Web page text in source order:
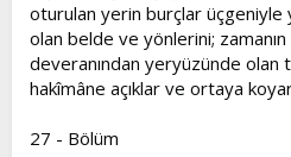
oturulan yerin burçlar
olan belde ve yönlerini;
deveranından yeryüzünde olan
hakîmâne açıklar ve ortaya
27 - Bölüm